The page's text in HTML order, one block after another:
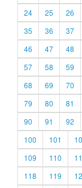
24
25 26
35
36 37
46
47 48
57
58 59
68
69 70
79
80 81
90
91 92
100
101
109
110
118
119